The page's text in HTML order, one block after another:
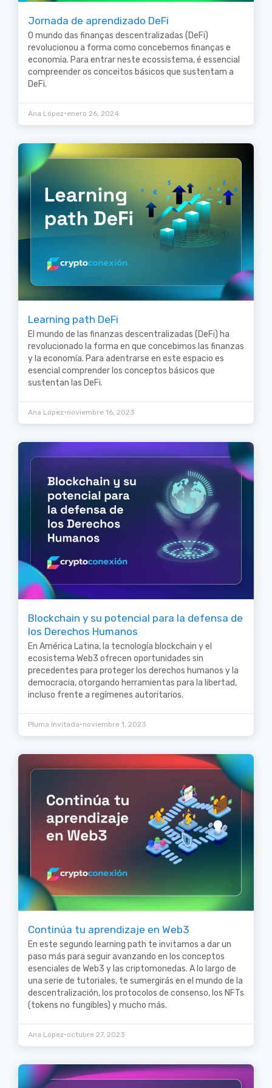
Jornada de aprendizado DeFi
O mundo das finanças descentralizadas (DeFi)
revolucionou a forma como concebemos finanças e
economia. Para entrar neste ecossistema, é essencial
compreender os conceitos básicos que sustentam a
DeFi.
Ana López•enero 26, 2024
Learning path DeFi
El mundo de las finanzas descentralizadas (DeFi) ha
revolucionado la forma en que concebimos las finanzas
y la economía. Para adentrarse en este espacio es
esencial comprender los conceptos básicos que
sustentan las DeFi.
Ana López•noviembre 16, 2023
Blockchain y su potencial para la defensa de
los Derechos Humanos
En América Latina, la tecnología blockchain y el
ecosistema Web3 ofrecen oportunidades sin
precedentes para proteger los derechos humanos y la
democracia, otorgando herramientas para la libertad,
incluso frente a regímenes autoritarios.
Pluma Invitada•noviembre 1, 2023
Continúa tu aprendizaje en Web3
En este segundo learning path te invitamos a dar un
paso más para seguir avanzando en los conceptos
esenciales de Web3 y las criptomonedas. A lo largo de
una serie de tutoriales, te sumergirás en el mundo de la
descentralización, los protocolos de consenso, los NFTs
(tokens no fungibles) y mucho más.
Ana López•octubre 27, 2023